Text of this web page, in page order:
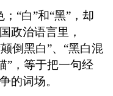
“白”和“黑”，却
政治语言里，
倒黑白”、“黑白混
”，等于把一句经
的词场。